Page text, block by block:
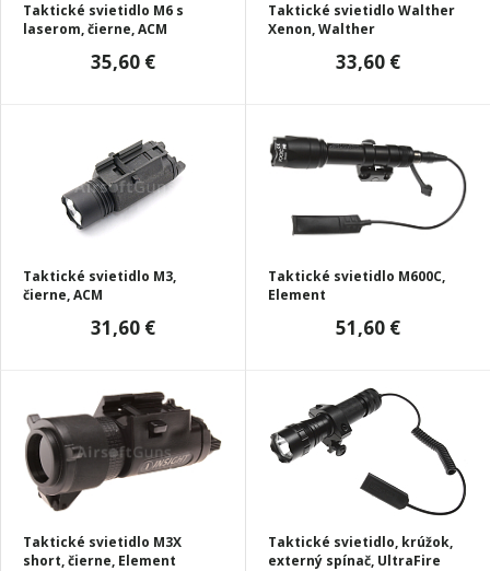
Taktické svietidlo M6 s
laserom, čierne, ACM
35,60 €
Taktické svietidlo Walther
Xenon, Walther
33,60 €
Taktické svietidlo M3,
čierne, ACM
31,60 €
Taktické svietidlo M600C,
Element
51,60 €
Taktické svietidlo M3X
short, čierne, Element
Taktické svietidlo, krúžok,
externý spínač, UltraFire